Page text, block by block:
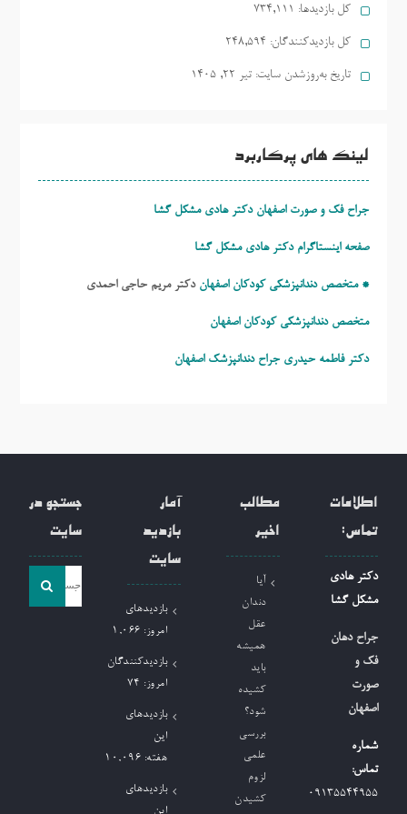
کل بازدیدها: 734,111
کل بازدیدکنند‌گان: 248,594
تاریخ به‌روزشدن سایت: تیر ۲۲, ۱۴۰۵
لینک های پرکاربرد
جراح فک و صورت اصفهان دکتر هادی مشکل گشا
صفحه اینستاگرام دکتر هادی مشکل گشا
* متخصص دندانپزشکی کودکان اصفهان دکتر مریم حاجی احمدی
متخصص دندانپزشکی کودکان اصفهان
دکتر فاطمه حیدری جراح دندانپزشک اصفهان
اطلاعات
تماس:
دکتر هادی
مشکل گشا
جراح دهان
فک و
صورت
اصفهان
شماره
تماس:
09135544955
مطالب
اخیر
آیا
دندان
عقل
همیشه
باید
کشیده
شود؟
بررسی
علمی
لزوم
کشیدن
آمار
بازدید
سایت
بازدیدهای
امروز: 1,066
بازدیدکنندگان
امروز: 74
بازدیدهای
این
هفته: 10,096
بازدیدهای
این
جستجو در
سایت